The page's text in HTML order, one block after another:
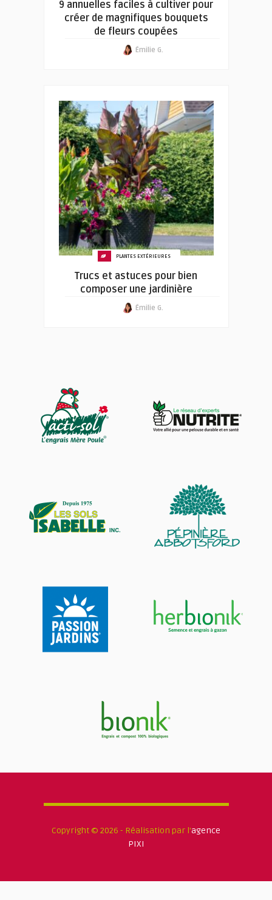
9 annuelles faciles à cultiver pour
créer de magnifiques bouquets
de fleurs coupées
Émilie G.
PLANTES EXTÉRIEURES
Trucs et astuces pour bien
composer une jardinière
Émilie G.
Copyright © 2026 - Réalisation par l'agence
PIXI